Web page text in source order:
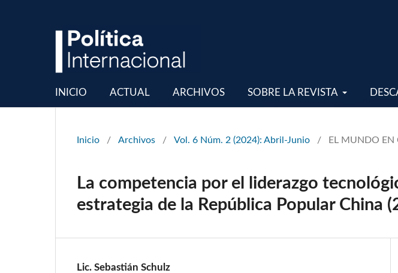
INICIO ACTUAL ARCHIVOS SOBRE LA REVISTA
Inicio / Archivos / Vol. 6 Núm. 2 (2024): Abril-Junio / EL MUNDO EN
La competencia por el liderazgo
estrategia de la República Popular China
Lic. Sebastián Schulz